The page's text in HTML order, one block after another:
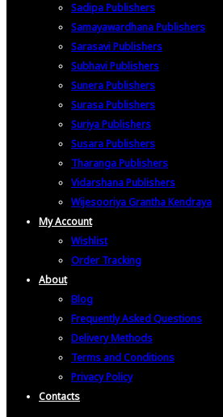
Sadipa Publishers
Samayawardhana Publishers
Sarasavi Publishers
Subhavi Publishers
Sunera Publishers
Surasa Publishers
Suriya Publishers
Susara Publishers
Tharanga Publishers
Vidarshana Publishers
Wijesooriya Grantha Kendraya
My Account
Wishlist
Order Tracking
About
Blog
Frequently Asked Questions
Delivery Methods
Terms and Conditions
Privacy Policy
Contacts